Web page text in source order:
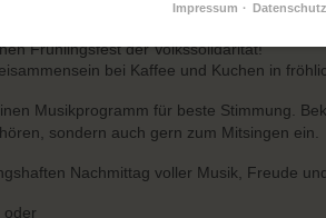
Frühlingsfest der Volkssolidarität!
bei Kaffee und Kuchen in
Musikprogramm für beste Stimmung.
sondern auch gern zum Mitsingen ein.
Nachmittag voller Musik, Freude
oder
Impressum Datenschutz